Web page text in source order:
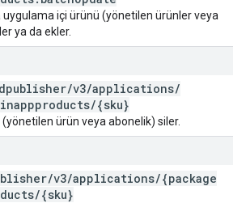
uygulama içi ürünü (yönetilen ürünler veya
ya da ekler.
/v3/applications/
inappproducts/{sku}
ürün veya abonelik) siler.
/v3/applications/{package
/{sku}